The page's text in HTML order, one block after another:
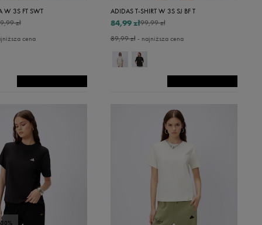
W 3S FT SWT
zł
cena
ADIDAS T-SHIRT W 3S SJ BF T
99,99 zł
84,99 zł
89,99 zł- najniższa cena